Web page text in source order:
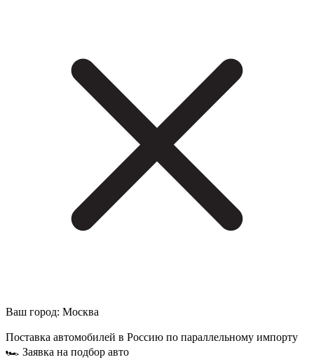
Ваш город: Москва
Поставка автомобилей в Россию по параллельному импорту
🏎 Заявка на подбор авто